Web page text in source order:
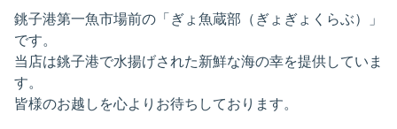
銚子港第一魚市場前の「ぎょ魚蔵部（ぎょぎょくらぶ）」
です。
当店は銚子港で水揚げされた新鮮な海の幸を提供していま
す。
皆様のお越しを心よりお待ちしております。